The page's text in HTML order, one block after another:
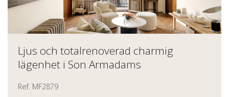
Ljus och totalrenoverad charmig
lägenhet i Son Armadams
Ref. MF2879